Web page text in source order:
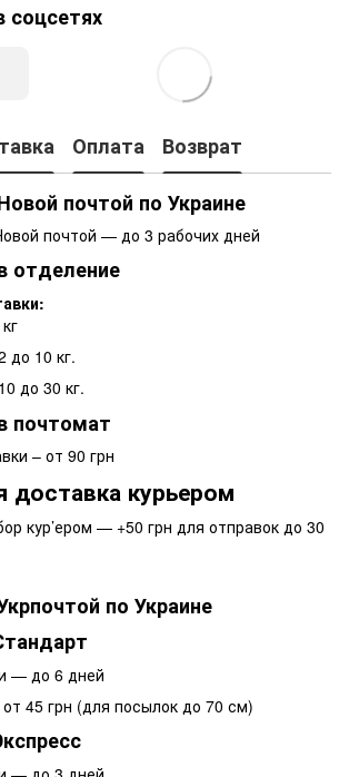
соцсетях
Оплата
Возврат
почтой по Украине
почтой — до 3 рабочих дней
отделение
до 10 кг.
до 30 кг.
почтомат
– от 90 грн
доставка курьером
кур’ером — +50 грн для отправок до 30
по Украине
— до 6 дней
45 грн (для посылок до 70 см)